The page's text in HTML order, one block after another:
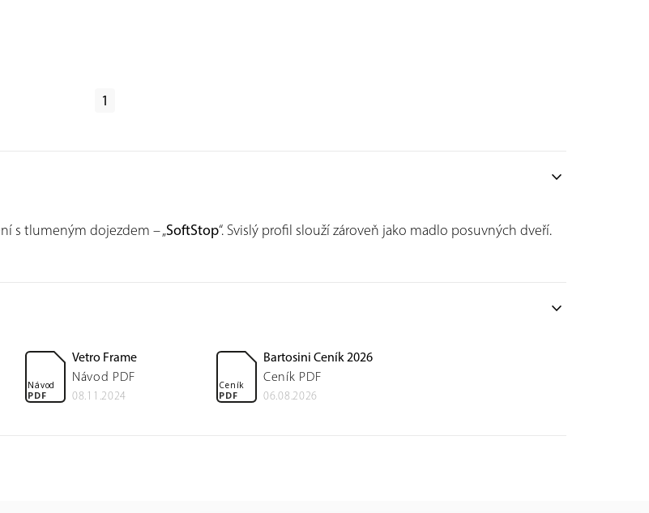
1
expand_more
s tlumeným dojezdem – „SoftStop“. Svislý profil slouží zároveň jako madlo posuvných dveří.
expand_more
Návod
PDF
Vetro Frame
Návod PDF
08.11.2024
Ceník
PDF
Bartosini Ceník 2026
Ceník PDF
06.08.2026